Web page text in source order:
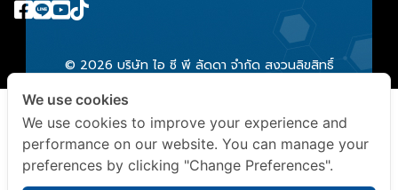
© 2026 บริษัท ไอ ซี พี ลัดดา จำกัด สงวนลิขสิทธิ์
We use cookies
We use cookies to improve your experience and
performance on our website. You can manage your
preferences by clicking "Change Preferences".